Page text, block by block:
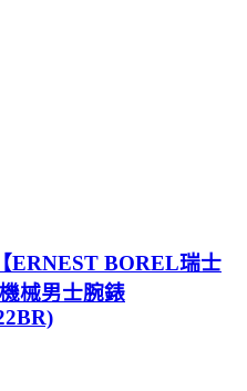
ERNEST BOREL瑞士
械男士腕錶